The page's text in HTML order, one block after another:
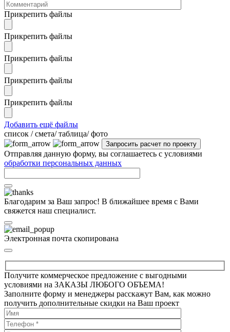
Прикрепить файлы
Прикрепить файлы
Прикрепить файлы
Прикрепить файлы
Прикрепить файлы
Добавить ещё файлы
cписок / смета/ таблица/ фото
Отправляя данную форму, вы соглашаетесь с условиями
обработки персональных данных
Благодарим за Ваш запрос! В ближайшее время с Вами
свяжется наш специалист.
Электронная почта скопирована
Получите коммерческое предложение с выгодными
условиями на ЗАКАЗЫ ЛЮБОГО ОБЪЕМА!
Заполните форму и менеджеры расскажут Вам, как можно
получить дополнительные скидки на Ваш проект